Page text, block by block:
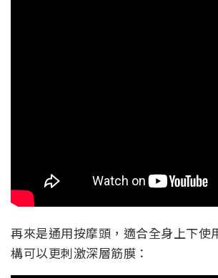
再來是通用按摩頭，適合全身上下使
構可以更刺激深層筋膜：